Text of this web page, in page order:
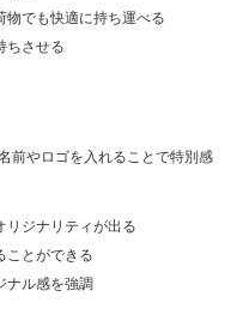
物でも快適に持ち運べる
ちさせる
前やロゴを入れることで特別感
リジナリティが出る
ことができる
ナル感を強調